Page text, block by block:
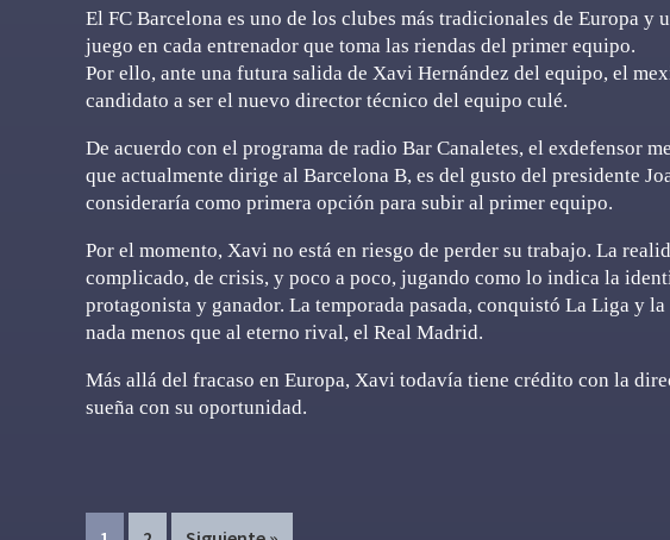
El FC Barcelona es uno de los clubes más tradicionales de Europa
juego en cada entrenador que toma las riendas del primer equipo.
Por ello, ante una futura salida de Xavi Hernández del equipo, el
candidato a ser el nuevo director técnico del equipo culé.
De acuerdo con el programa de radio Bar Canaletes, el exdefensor
que actualmente dirige al Barcelona B, es del gusto del presidente
consideraría como primera opción para subir al primer equipo.
Por el momento, Xavi no está en riesgo de perder su trabajo. La
complicado, de crisis, y poco a poco, jugando como lo indica la
protagonista y ganador. La temporada pasada, conquistó La Liga y
nada menos que al eterno rival, el Real Madrid.
Más allá del fracaso en Europa, Xavi todavía tiene crédito con la
sueña con su oportunidad.